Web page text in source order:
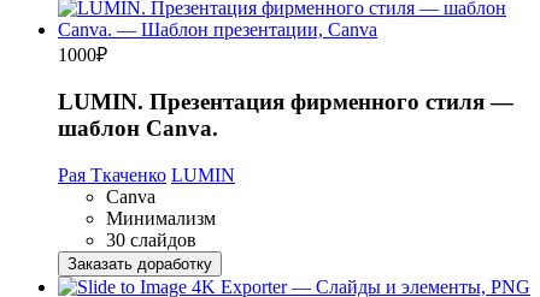
1000₽
LUMIN. Презентация фирменного стиля —
шаблон Canva.
Рая Ткаченко LUMIN
Canva
Минимализм
30 слайдов
Заказать доработку